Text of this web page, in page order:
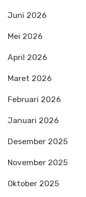
Juni 2026
Mei 2026
April 2026
Maret 2026
Februari 2026
Januari 2026
Desember 2025
November 2025
Oktober 2025